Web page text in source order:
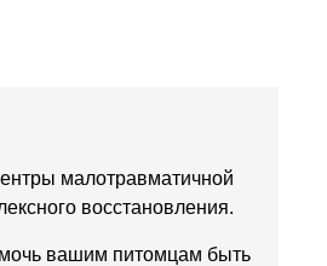
малотравматичной
восстановления.
вашим питомцам быть